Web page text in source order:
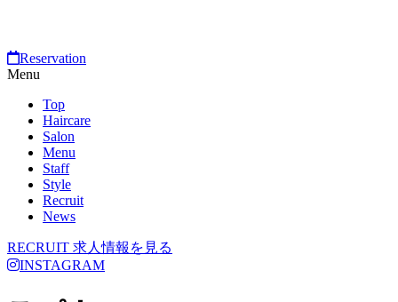
Reservation
Menu
Top
Haircare
Salon
Menu
Staff
Style
Recruit
News
RECRUIT 求人情報を見る
INSTAGRAM